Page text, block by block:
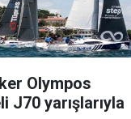
Olympos
J70 yarışlarıyla